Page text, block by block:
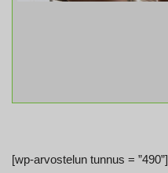
[wp-arvostelun tunnus = ”490”]